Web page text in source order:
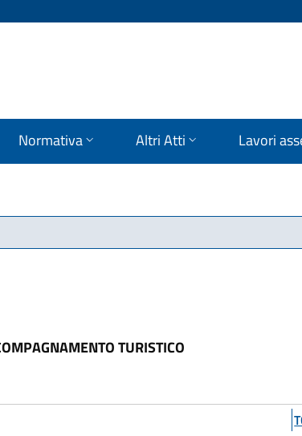
Normativa Altri Atti Lavori
TURISTICO